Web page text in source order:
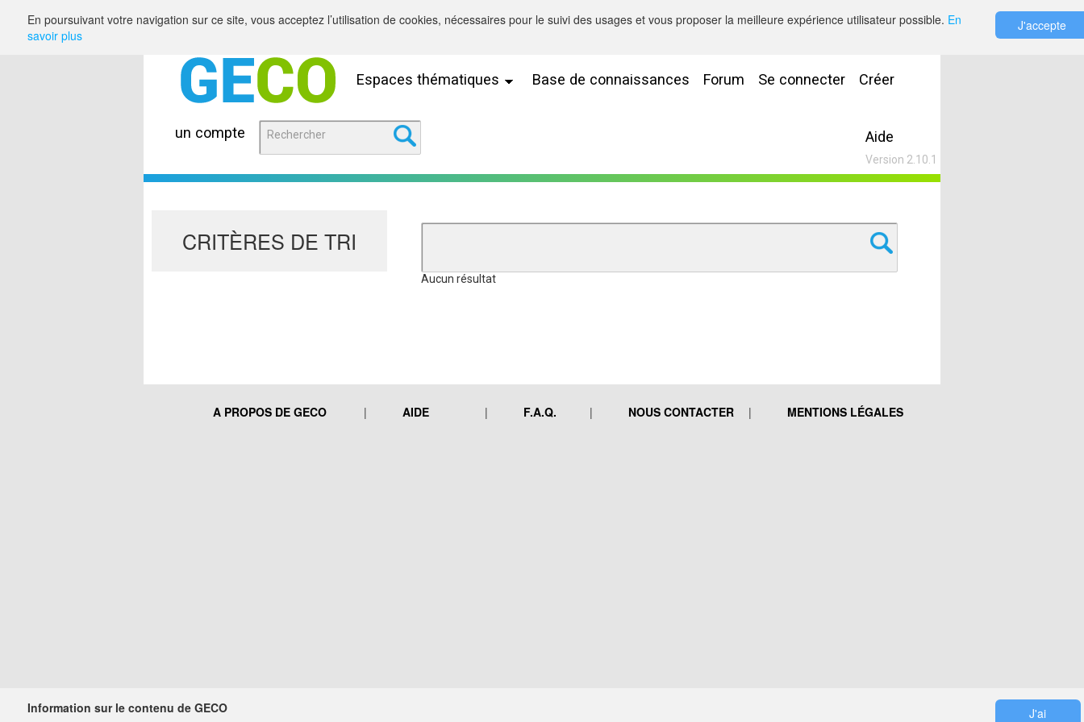
Espaces thématiques Base de connaissances Forum Se connecter Créer
un compte Aide
Version 2.10.1
CRITÈRES DE TRI
Aucun résultat
A PROPOS DE GECO AIDE F.A.Q. NOUS CONTACTER MENTIONS LÉGALES
En poursuivant votre navigation sur ce site, vous acceptez l’utilisation de cookies, nécessaires pour le suivi des usages et vous proposer la meilleure expérience utilisateur possible. En
savoir plus
J'accepte
Information sur le contenu de GECO
J'ai